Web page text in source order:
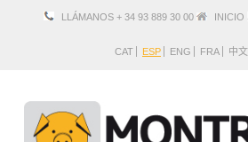
LLÁMANOS + 34 93 889 30 00 INICIO
CAT ESP ENG FRA 中